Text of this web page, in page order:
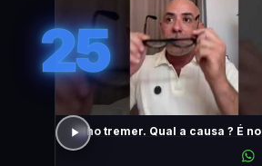
25
Olho tremer. Qual a causa ? É